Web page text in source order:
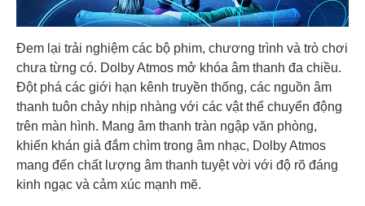
Đem lại trải nghiệm các bộ phim, chương trình và trò chơi
chưa từng có. Dolby Atmos mở khóa âm thanh đa chiều.
Đột phá các giới hạn kênh truyền thống, các nguồn âm
thanh tuôn chảy nhịp nhàng với các vật thể chuyển động
trên màn hình. Mang âm thanh tràn ngập văn phòng,
khiến khán giả đắm chìm trong âm nhạc, Dolby Atmos
mang đến chất lượng âm thanh tuyệt vời với độ rõ đáng
kinh ngạc và cảm xúc mạnh mẽ.